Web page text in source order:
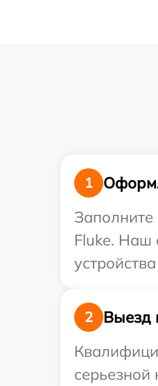
1
Fluke. Наш
2
Выезд
серьезной